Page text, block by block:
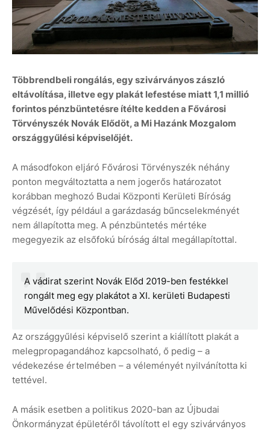
Többrendbeli rongálás, egy szivárványos zászló
eltávolítása, illetve egy plakát lefestése miatt 1,1 millió
forintos pénzbüntetésre ítélte kedden a Fővárosi
Törvényszék Novák Elődöt, a Mi Hazánk Mozgalom
országgyűlési képviselőjét.
A másodfokon eljáró Fővárosi Törvényszék néhány
ponton megváltoztatta a nem jogerős határozatot
korábban meghozó Budai Központi Kerületi Bíróság
végzését, így például a garázdaság bűncselekményét
nem állapította meg. A pénzbüntetés mértéke
megegyezik az elsőfokú bíróság által megállapítottal.
A vádirat szerint Novák Előd 2019-ben festékkel
rongált meg egy plakátot a XI. kerületi Budapesti
Művelődési Központban.
Az országgyűlési képviselő szerint a kiállított plakát a
melegpropagandához kapcsolható, ő pedig – a
védekezése értelmében – a véleményét nyilvánította ki
tettével.
A másik esetben a politikus 2020-ban az Újbudai
Önkormányzat épületéről távolított el egy szivárványos